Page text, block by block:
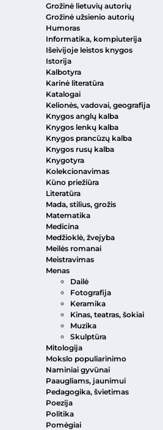
Grožinė lietuvių autorių
Grožinė užsienio autorių
Humoras
Informatika, kompiuterija
Išeivijoje leistos knygos
Istorija
Kalbotyra
Karinė literatūra
Katalogai
Kelionės, vadovai, geografija
Knygos anglų kalba
Knygos lenkų kalba
Knygos prancūzų kalba
Knygos rusų kalba
Knygotyra
Kolekcionavimas
Kūno priežiūra
Literatūra
Mada, stilius, grožis
Matematika
Medicina
Medžioklė, žvejyba
Meilės romanai
Meistravimas
Menas
Dailė
Fotografija
Keramika
Kinas, teatras, šokiai
Muzika
Skulptūra
Mitologija
Mokslo populiarinimo
Naminiai gyvūnai
Paaugliams, jaunimui
Pedagogika, švietimas
Poezija
Politika
Pomėgiai